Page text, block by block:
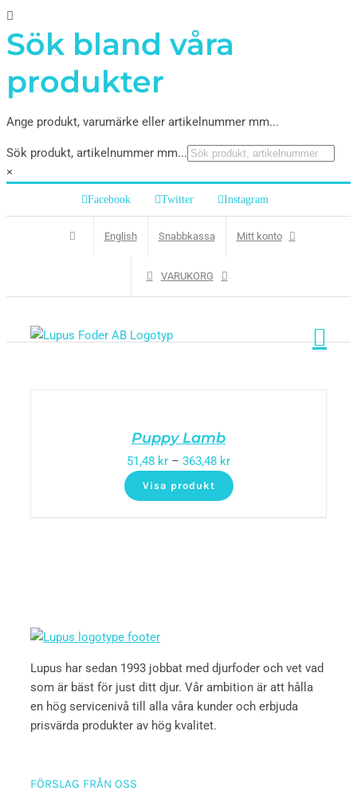
Sök bland våra
produkter
Ange produkt, varumärke eller artikelnummer mm...
Sök produkt, artikelnummer mm...
×
Facebook Twitter Instagram
English Snabbkassa Mitt konto
VARUKORG
Puppy Lamb
51,48 kr – 363,48 kr
Visa produkt
Lupus har sedan 1993 jobbat med djurfoder och vet vad
som är bäst för just ditt djur. Vår ambition är att hålla
en hög servicenivå till alla våra kunder och erbjuda
prisvärda produkter av hög kvalitet.
FÖRSLAG FRÅN OSS